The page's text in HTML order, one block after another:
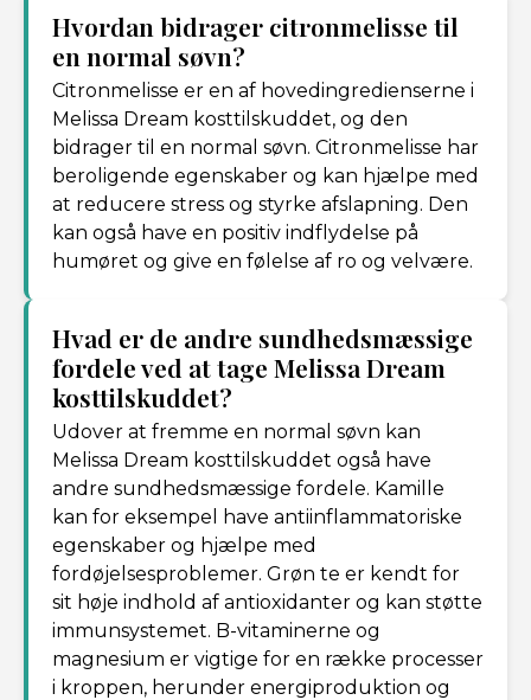
Hvordan bidrager citronmelisse til
en normal søvn?
Citronmelisse er en af hovedingredienserne i
Melissa Dream kosttilskuddet, og den
bidrager til en normal søvn. Citronmelisse har
beroligende egenskaber og kan hjælpe med
at reducere stress og styrke afslapning. Den
kan også have en positiv indflydelse på
humøret og give en følelse af ro og velvære.
Hvad er de andre sundhedsmæssige
fordele ved at tage Melissa Dream
kosttilskuddet?
Udover at fremme en normal søvn kan
Melissa Dream kosttilskuddet også have
andre sundhedsmæssige fordele. Kamille
kan for eksempel have antiinflammatoriske
egenskaber og hjælpe med
fordøjelsesproblemer. Grøn te er kendt for
sit høje indhold af antioxidanter og kan støtte
immunsystemet. B-vitaminerne og
magnesium er vigtige for en række processer
i kroppen, herunder energiproduktion og